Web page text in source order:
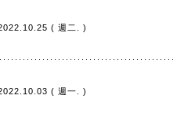
( 週二. )
( 週一. )